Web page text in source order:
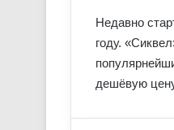
Недавно
году.
дешёвую